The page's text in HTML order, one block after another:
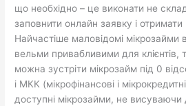
що необхідно – це виконати не
заповнити онлайн заявку і отримати
Найчастіше маловідомі мікрозайми
вельми привабливими для клієнтів,
можна зустріти мікрозайм під 0
і МКК (мікрофінансові і
доступні мікрозайми, не висуваючи